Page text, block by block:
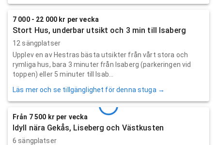
7 000 - 22 000 kr per vecka
Stort Hus, underbar utsikt och 3 min till Isaberg
12 sängplatser
Upplev en av Hestras bästa utsikter från vårt stora och
rymliga hus, bara 3 minuter från Isaberg (parkeringen vid
toppen) eller 5 minuter till Isab...
Läs mer och se tillgänglighet för denna stuga →
Från 7 500 kr per vecka
Idyll nära Gekås, Liseberg och Västkusten
6 sängplatser